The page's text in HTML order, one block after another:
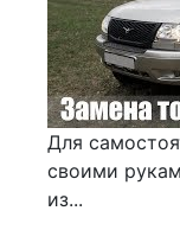
Для
своими
из...